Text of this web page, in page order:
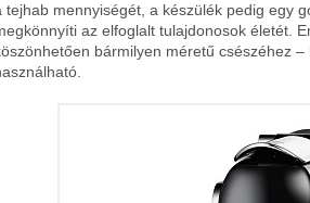
tejhab mennyiségét, a készülék pedig egy
az elfoglalt tulajdonosok életét.
bármilyen méretű csészéhez